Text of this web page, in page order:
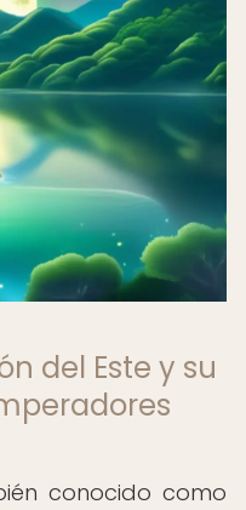
del Este y su
conocido como